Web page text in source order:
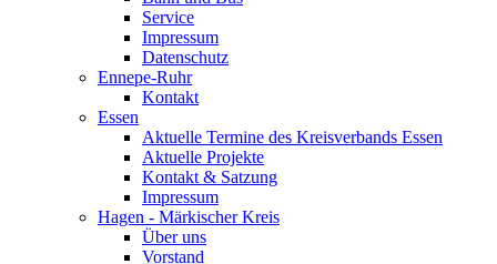
Service
Impressum
Datenschutz
Ennepe-Ruhr
Kontakt
Essen
Aktuelle Termine des Kreisverbands Essen
Aktuelle Projekte
Kontakt & Satzung
Impressum
Hagen - Märkischer Kreis
Über uns
Vorstand